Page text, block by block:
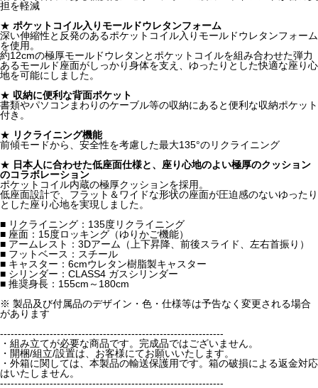
担を軽減
★ ポケットコイル入りモールドウレタンフォーム
深い伸縮性と反発のあるポケットコイル入りモールドウレタンフォーム
を使用。
約12cmの極厚モールドウレタンとポケットコイルを組み合わせた弾力
あるモールド座面がしっかり身体を支え、ゆったりとした快適な座り心
地を可能にしました。
★ 収納に便利な背面ポケット
書類やパソコンまわりのケーブル等の収納にあると便利な収納ポケット
付き。
★ リクライニング機能
前傾モードから、安全性を考慮した最大135°のリクライニング
★ 日本人に合わせた低座面仕様と、座り心地のよい極厚のクッション
のコラボレーション
ポケットコイル内蔵の極厚クッションを採用。
低座面設計で、フラット＆ワイドな形状の座面が圧迫感のないゆったり
とした座り心地を実現しました。
■ リクライニング：135度リクライニング
■ 座面：15度ロッキング（ゆりかご機能）
■ アームレスト：3Dアーム（上下昇降、前後スライド、左右首振り）
■ フットベース：スチール
■ キャスター：6cmウレタン樹脂製キャスター
■ シリンダー：CLASS4 ガスシリンダー
■ 推奨身長：155cm～180cm
※ 製品及び付属品のデザイン・色・仕様等は予告なく変更される場合
があります
---------------------------------------------------------------
・組み立てが必要な商品です。完成品ではございません。
・開梱/組立/設置は、お客様にてお願いいたします。
・外箱に関しては、本製品の輸送保護用です。箱の破損による返金対応
はいたしません。
---------------------------------------------------------------